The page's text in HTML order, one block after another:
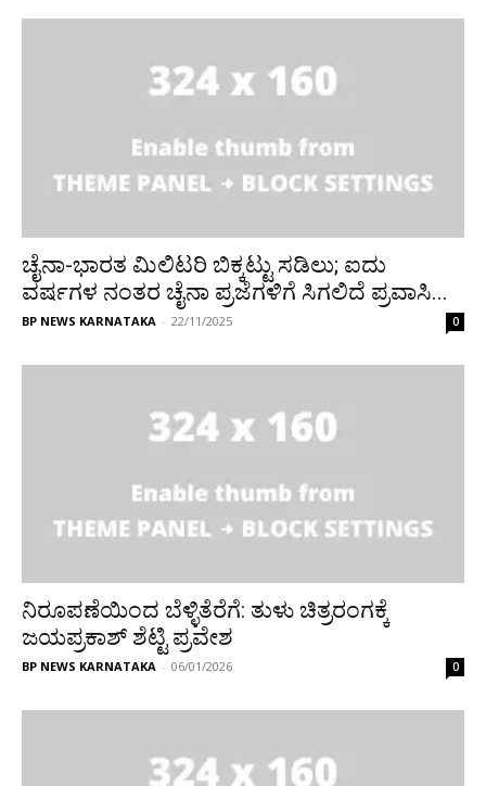
ಚೈನಾ-ಭಾರತ ಮಿಲಿಟರಿ ಬಿಕ್ಕಟ್ಟು ಸಡಿಲು; ಐದು
ವರ್ಷಗಳ ನಂತರ ಚೈನಾ ಪ್ರಜೆಗಳಿಗೆ ಸಿಗಲಿದೆ ಪ್ರವಾಸಿ...
BP NEWS KARNATAKA - 22/11/2025 0
ನಿರೂಪಣೆಯಿಂದ ಬೆಳ್ಳಿತೆರೆಗೆ: ತುಳು ಚಿತ್ರರಂಗಕ್ಕೆ
ಜಯಪ್ರಕಾಶ್ ಶೆಟ್ಟಿ ಪ್ರವೇಶ
BP NEWS KARNATAKA - 06/01/2026 0